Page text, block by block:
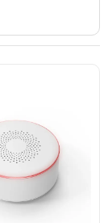
muốn.
độ ổn định.